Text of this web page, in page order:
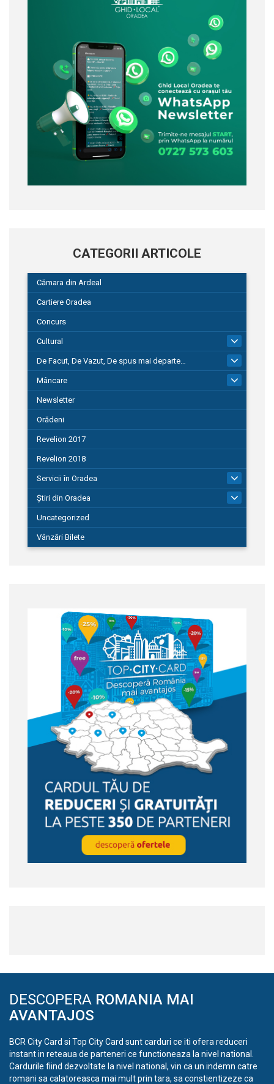
CATEGORII ARTICOLE
Cămara din Ardeal
Cartiere Oradea
Concurs
Cultural
De Facut, De Vazut, De spus mai departe…
580
Mâncare
Newsletter
Orădeni
Revelion 2017
Revelion 2018
Servicii în Oradea
Știri din Oradea
Uncategorized
Vânzări Bilete
DESCOPERA ROMANIA MAI
AVANTAJOS
BCR City Card si Top City Card sunt carduri ce iti ofera reduceri
instant in reteaua de parteneri ce functioneaza la nivel national.
Cardurile fiind dezvoltate la nivel national, vin ca un indemn catre
romani sa calatoreasca mai mult prin tara, sa constientizeze ca